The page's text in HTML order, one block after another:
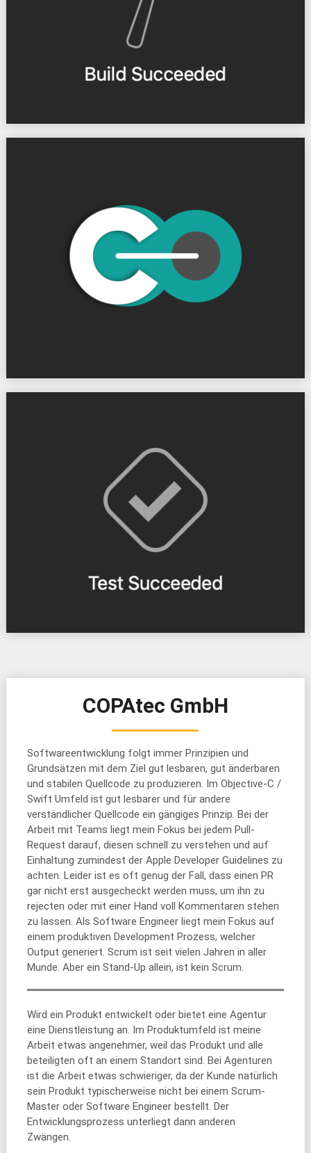
COPAtec GmbH
Softwareentwicklung folgt immer Prinzipien und
Grundsätzen mit dem Ziel gut lesbaren, gut änderbaren
und stabilen Quellcode zu produzieren. Im Objective-C /
Swift Umfeld ist gut lesbarer und für andere
verständlicher Quellcode ein gängiges Prinzip. Bei der
Arbeit mit Teams liegt mein Fokus bei jedem Pull-
Request darauf, diesen schnell zu verstehen und auf
Einhaltung zumindest der Apple Developer Guidelines zu
achten. Leider ist es oft genug der Fall, dass einen PR
gar nicht erst ausgecheckt werden muss, um ihn zu
rejecten oder mit einer Hand voll Kommentaren stehen
zu lassen. Als Software Engineer liegt mein Fokus auf
einem produktiven Development Prozess, welcher
Output generiert. Scrum ist seit vielen Jahren in aller
Munde. Aber ein Stand-Up allein, ist kein Scrum.
Wird ein Produkt entwickelt oder bietet eine Agentur
eine Dienstleistung an. Im Produktumfeld ist meine
Arbeit etwas angenehmer, weil das Produkt und alle
beteiligten oft an einem Standort sind. Bei Agenturen
ist die Arbeit etwas schwieriger, da der Kunde natürlich
sein Produkt typischerweise nicht bei einem Scrum-
Master oder Software Engineer bestellt. Der
Entwicklungsprozess unterliegt dann anderen
Zwängen.